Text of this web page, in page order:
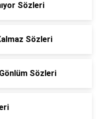
Sözleri
Sözleri
Sözleri